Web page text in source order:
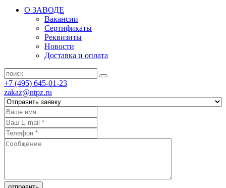
О ЗАВОДЕ
Вакансии
Сертификаты
Реквизиты
Новости
Доставка и оплата
+7 (495) 645-01-23
zakaz@ntpz.ru